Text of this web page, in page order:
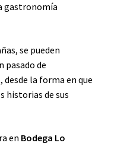
gastronomía
se pueden
pasado de
la forma en que
historias de sus
en Bodega Lo